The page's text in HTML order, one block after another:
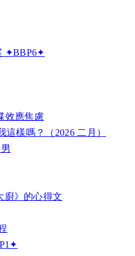
✦BBP6✦
效應焦慮
樣嗎？（2026 二月）
廚》的心得文